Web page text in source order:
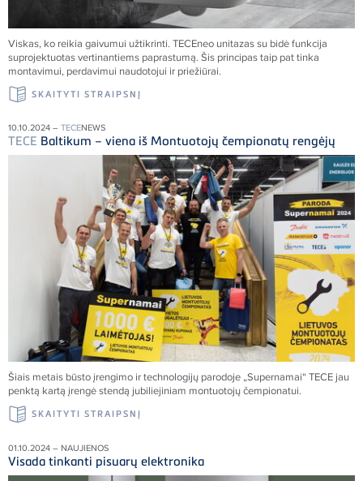
Viskas, ko reikia gaivumui užtikrinti. TECEneo unitazas su bidė funkcija
suprojektuotas vertinantiems paprastumą. Šis principas taip pat tinka
montavimui, perdavimui naudotojui ir priežiūrai.
SKAITYTI STRAIPSNĮ
10.10.2024 – TECENEWS
TECE Baltikum – viena iš Montuotojų čempionatų rengėjų
Šiais metais būsto įrengimo ir technologijų parodoje „Supernamai“TECE jau
penktą kartą įrengė stendą jubiliejiniam montuotojų čempionatui.
SKAITYTI STRAIPSNĮ
01.10.2024 – NAUJIENOS
Visada tinkanti pisuarų elektronika